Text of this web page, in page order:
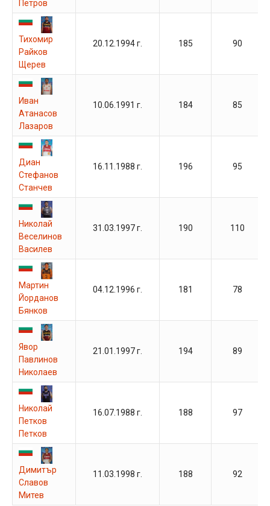
Петров
Тихомир
Райков
Щерев
20.12.1994 г. 185 90
Иван
Атанасов
Лазаров
10.06.1991 г. 184 85
Диан
Стефанов
Станчев
16.11.1988 г. 196 95
Николай
Веселинов
Василев
31.03.1997 г. 190 110
Мартин
Йорданов
Бянков
04.12.1996 г. 181 78
Явор
Павлинов
Николаев
21.01.1997 г. 194 89
Николай
Петков
Петков
16.07.1988 г. 188 97
Димитър
Славов
Митев
11.03.1998 г. 188 92